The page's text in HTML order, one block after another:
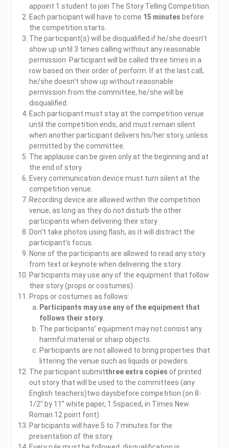
appoint 1 student to join The Story Telling Competition
Each participant will have to come 15 minutes before
the competition starts.
The participant(s) will be disqualified if he/she doesn’t
show up until 3 times calling without any reasonable
permission. Participant will be called three times in a
row based on their order of perform. If at the last call,
he/she doesn’t show up without reasonable
permission from the committee, he/she will be
disqualified.
Each participant must stay at the competition venue
until the competition ends, and must remain silent
when another participant delivers his/her story, unless
permitted by the committee.
The applause can be given only at the beginning and at
the end of story.
Every communication device must turn silent at the
competition venue.
Recording device are allowed within the competition
venue, as long as they do not disturb the other
participants when delivering their story
Don’t take photos using flash, as it will distract the
participant’s focus.
None of the participants are allowed to read any story
from text or keynote when delivering the story.
Participants may use any of the equipment that follow
their story (props or costumes).
Props or costumes as follows:
Participants may use any of the equipment that
follows their story.
The participants’ equipment may not consist any
harmful material or sharp objects.
Participants are not allowed to bring properties that
littering the venue such as liquids or powders.
The participant submitthree extra copies of printed
out story that will be used to the committees (any
English teachers)two daysbefore competition.(on 8-
1/2” by 11” white paper, 1.5spaced, in Times New
Roman 12 point font)
Participants will have 5 to 7 minutes for the
presentation of the story.